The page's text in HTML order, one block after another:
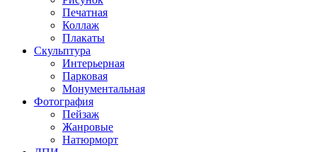
Печатная
Коллаж
Плакаты
Скульптура
Интерьерная
Парковая
Монументальная
Фотография
Пейзаж
Жанровые
Натюрморт